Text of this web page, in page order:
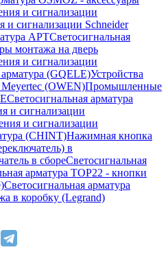
и сигнализации
и сигнализации Schneider
APTСветосигнальная
монтажа на дверь
и сигнализации
(GQELE)Устройства
(OWEN)Промышленные
Светосигнальная арматура
и сигнализации
и сигнализации
(CHINT)Нажимная кнопка
в
в сбореСветосигнальная
арматура TOP22 - кнопки
Светосигнальная арматура
в коробку (Legrand)